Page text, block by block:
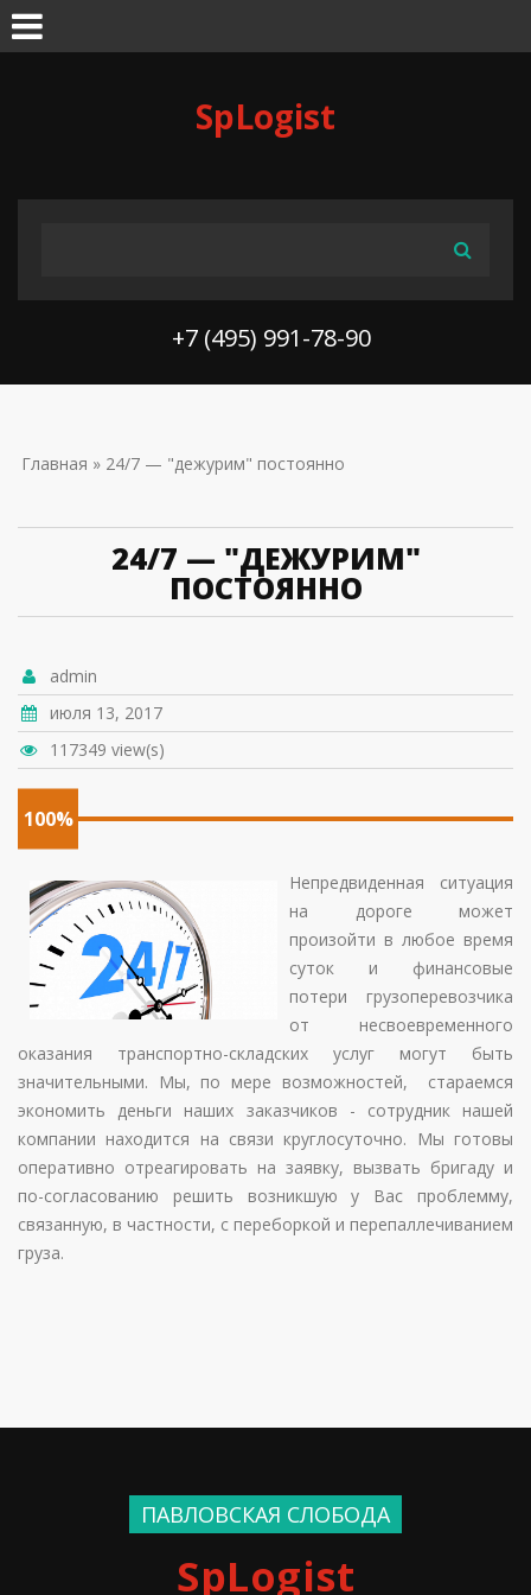
SpLogist
+7 (495) 991-78-90
ВЫ ЗДЕСЬ
Главная » 24/7 — "дежурим" постоянно
24/7 — "ДЕЖУРИМ"
ПОСТОЯННО
admin
июля 13, 2017
117349 view(s)
100%
Непредвиденная ситуация
на дороге может
произойти в любое время
суток и финансовые
потери грузоперевозчика
от несвоевременного
оказания транспортно-складских услуг могут быть
значительными. Мы, по мере возможностей, стараемся
экономить деньги наших заказчиков - сотрудник нашей
компании находится на связи круглосуточно. Мы готовы
оперативно отреагировать на заявку, вызвать бригаду и
по-согласованию решить возникшую у Вас проблемму,
связанную, в частности, с переборкой и перепаллечиванием
груза.
ПАВЛОВСКАЯ СЛОБОДА
SpLogist